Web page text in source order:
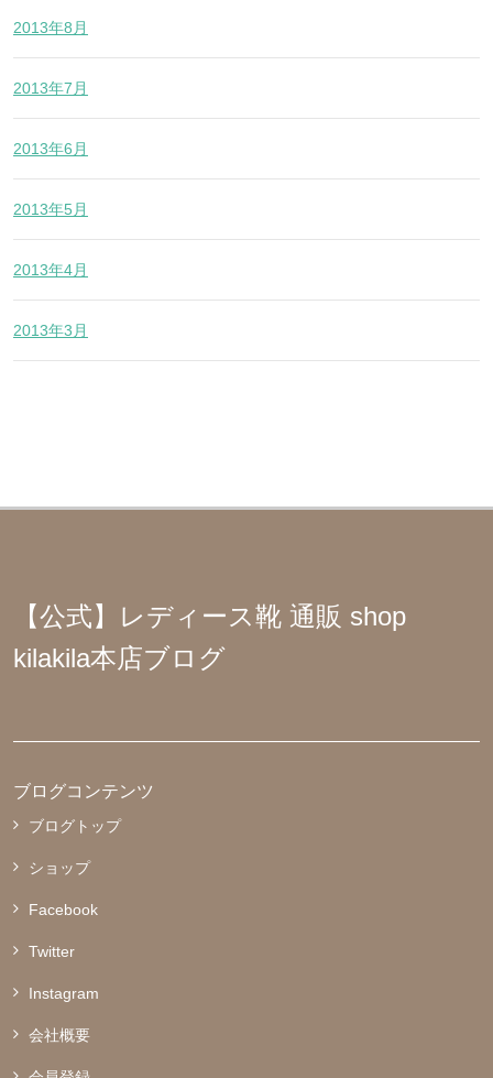
2013年8月
2013年7月
2013年6月
2013年5月
2013年4月
2013年3月
【公式】レディース靴 通販 shop
kilakila本店ブログ
ブログコンテンツ
ブログトップ
ショップ
Facebook
Twitter
Instagram
会社概要